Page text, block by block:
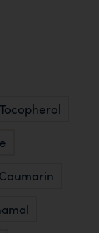
Tocopherol
Coumarin